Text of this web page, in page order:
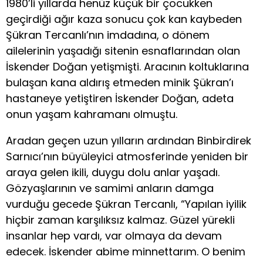
1980’li yıllarda henüz küçük bir çocukken
geçirdiği ağır kaza sonucu çok kan kaybeden
Şükran Tercanlı’nın imdadına, o dönem
ailelerinin yaşadığı sitenin esnaflarından olan
İskender Doğan yetişmişti. Aracının koltuklarına
bulaşan kana aldırış etmeden minik Şükran’ı
hastaneye yetiştiren İskender Doğan, adeta
onun yaşam kahramanı olmuştu.
Aradan geçen uzun yılların ardından Binbirdirek
Sarnıcı’nın büyüleyici atmosferinde yeniden bir
araya gelen ikili, duygu dolu anlar yaşadı.
Gözyaşlarının ve samimi anların damga
vurduğu gecede Şükran Tercanlı, “Yapılan iyilik
hiçbir zaman karşılıksız kalmaz. Güzel yürekli
insanlar hep vardı, var olmaya da devam
edecek. İskender abime minnettarım. O benim